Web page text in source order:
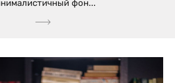
фон...